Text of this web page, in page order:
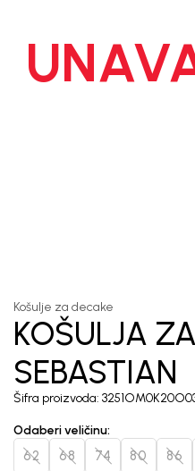
Košulje za decake
KOŠULJA
SEBASTIAN
Šifra proizvoda:
Odaberi veličinu:
62 68 74 80 86